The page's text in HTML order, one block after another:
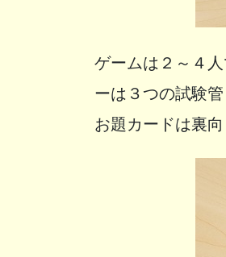
ゲームは２～４
ーは３つの試験
お題カードは裏